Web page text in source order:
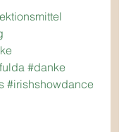
#danke
#irishshowdance